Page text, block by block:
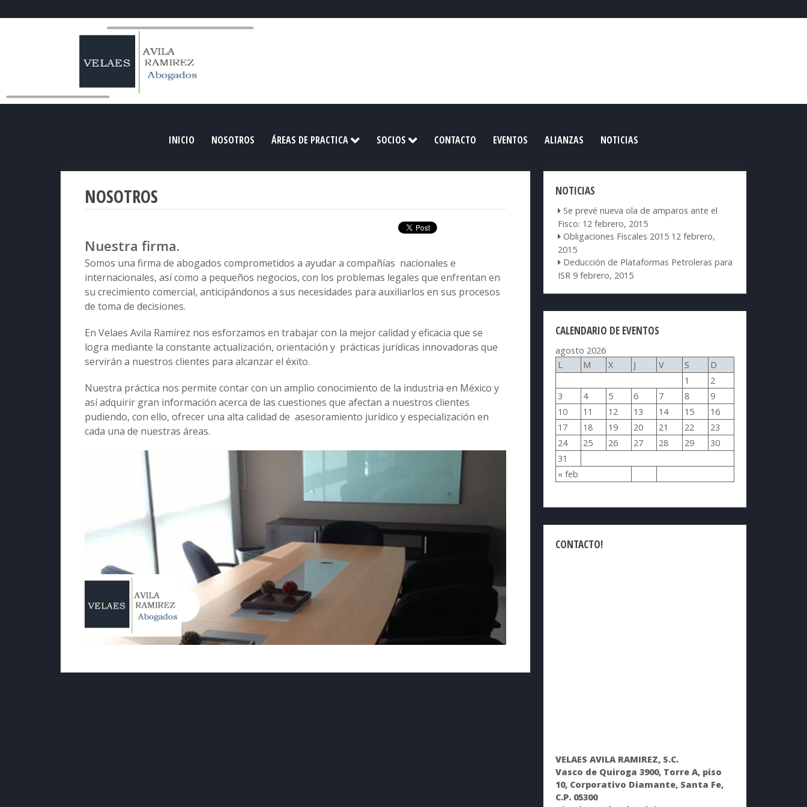
INICIO NOSOTROS ÁREAS DE PRACTICA SOCIOS CONTACTO EVENTOS ALIANZAS NOTICIAS
NOSOTROS
Nuestra firma.
Somos una firma de abogados comprometidos a ayudar a compañías nacionales e
internacionales, así como a pequeños negocios, con los problemas legales que enfrentan en
su crecimiento comercial, anticipándonos a sus necesidades para auxiliarlos en sus procesos
de toma de decisiones.
En Velaes Avila Ramírez nos esforzamos en trabajar con la mejor calidad y eficacia que se
logra mediante la constante actualización, orientación y prácticas jurídicas innovadoras que
servirán a nuestros clientes para alcanzar el éxito.
Nuestra práctica nos permite contar con un amplio conocimiento de la industria en México y
así adquirir gran información acerca de las cuestiones que afectan a nuestros clientes
pudiendo, con ello, ofrecer una alta calidad de asesoramiento jurídico y especialización en
cada una de nuestras áreas.
NOTICIAS
Se prevé nueva ola de amparos ante el
Fisco: 12 febrero, 2015
Obligaciones Fiscales 2015 12 febrero,
2015
Deducción de Plataformas Petroleras para
ISR 9 febrero, 2015
CALENDARIO DE EVENTOS
agosto 2026
L
M X J V S D
« feb
1
2
3
4 5 6 7 8
9
10
11 12 13 14 15
16
17
18 19 20 21 22
23
24
25 26 27 28 29
30
31
CONTACTO!
VELAES AVILA RAMIREZ, S.C.
Vasco de Quiroga 3900, Torre A, piso
10, Corporativo Diamante, Santa Fe,
C.P. 05300